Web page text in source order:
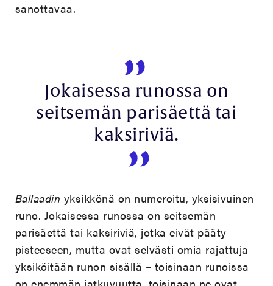
sanottavaa.
Jokaisessa runossa on
seitsemän parisäettä tai
kaksiriviä.
Ballaadin yksikkönä on numeroitu, yksisivuinen
runo. Jokaisessa runossa on seitsemän
parisäettä tai kaksiriviä, jotka eivät pääty
pisteeseen, mutta ovat selvästi omia rajattuja
yksiköitään runon sisällä – toisinaan runoissa